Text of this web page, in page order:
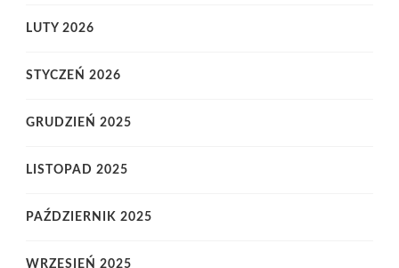
LUTY 2026
STYCZEŃ 2026
GRUDZIEŃ 2025
LISTOPAD 2025
PAŹDZIERNIK 2025
WRZESIEŃ 2025